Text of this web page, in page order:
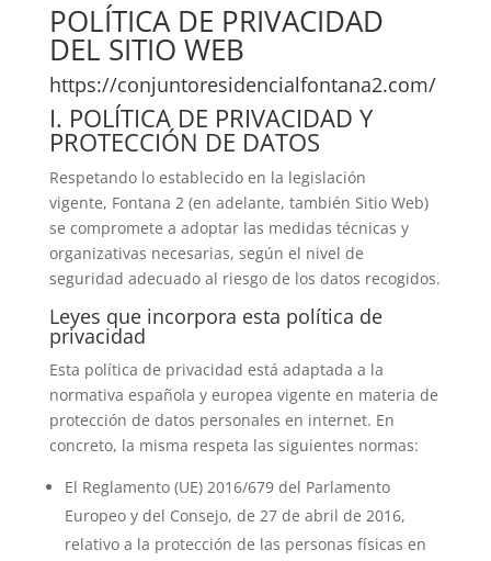
POLÍTICA DE PRIVACIDAD
DEL SITIO WEB
https://conjuntoresidencialfontana2.com/
I. POLÍTICA DE PRIVACIDAD Y
PROTECCIÓN DE DATOS
Respetando lo establecido en la legislación
vigente, Fontana 2 (en adelante, también Sitio Web)
se compromete a adoptar las medidas técnicas y
organizativas necesarias, según el nivel de
seguridad adecuado al riesgo de los datos recogidos.
Leyes que incorpora esta política de
privacidad
Esta política de privacidad está adaptada a la
normativa española y europea vigente en materia de
protección de datos personales en internet. En
concreto, la misma respeta las siguientes normas:
El Reglamento (UE) 2016/679 del Parlamento
Europeo y del Consejo, de 27 de abril de 2016,
relativo a la protección de las personas físicas en